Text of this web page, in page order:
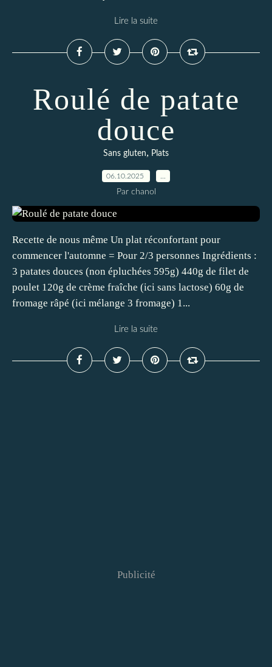
Lire la suite
Roulé de patate
douce
Sans gluten, Plats
06.10.2025
Par chanol
Recette de nous même Un plat réconfortant pour
commencer l'automne = Pour 2/3 personnes Ingrédients :
3 patates douces (non épluchées 595g) 440g de filet de
poulet 120g de crème fraîche (ici sans lactose) 60g de
fromage râpé (ici mélange 3 fromage) 1...
Lire la suite
Publicité